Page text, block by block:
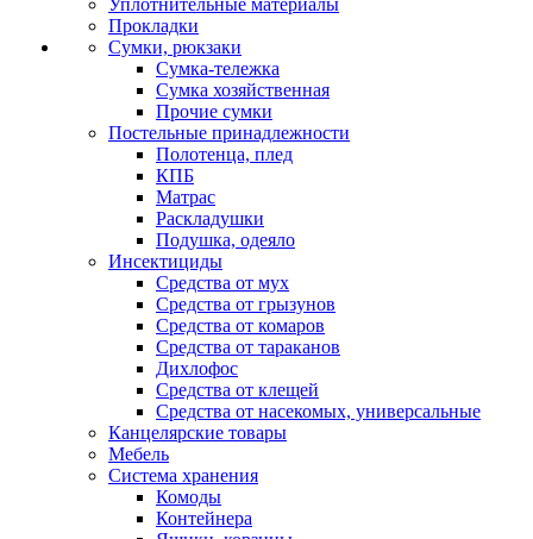
Уплотнительные материалы
Прокладки
Сумки, рюкзаки
Сумка-тележка
Сумка хозяйственная
Прочие сумки
Постельные принадлежности
Полотенца, плед
КПБ
Матрас
Раскладушки
Подушка, одеяло
Инсектициды
Средства от мух
Средства от грызунов
Средства от комаров
Средства от тараканов
Дихлофос
Средства от клещей
Средства от насекомых, универсальные
Канцелярские товары
Мебель
Система хранения
Комоды
Контейнера